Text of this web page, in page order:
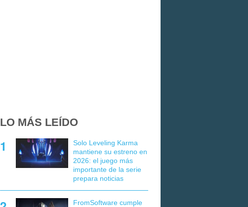
LO MÁS LEÍDO
Solo Leveling Karma
mantiene su estreno en
2026: el juego más
importante de la serie
prepara noticias
FromSoftware cumple